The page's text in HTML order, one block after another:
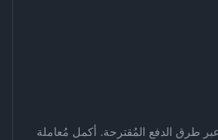
عبر طرق الدفع المُقترحة. أكمل مُعاملة